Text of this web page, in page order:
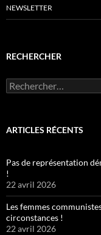
NEWSLETTER
RECHERCHER
Rechercher :
ARTICLES RÉCENTS
Pas de représentation
!
22 avril 2026
Les femmes
circonstances !
22 avril 2026